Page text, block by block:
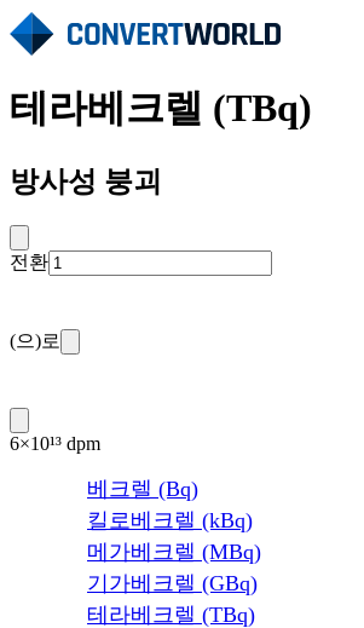
테라베크렐 (TBq)
방사성 붕괴
전환
(으)로
6×10¹³ dpm
베크렐 (Bq)
킬로베크렐 (kBq)
메가베크렐 (MBq)
기가베크렐 (GBq)
테라베크렐 (TBq)